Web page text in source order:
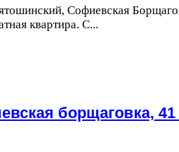
Софиевская
квартира. С...
борщаговка,